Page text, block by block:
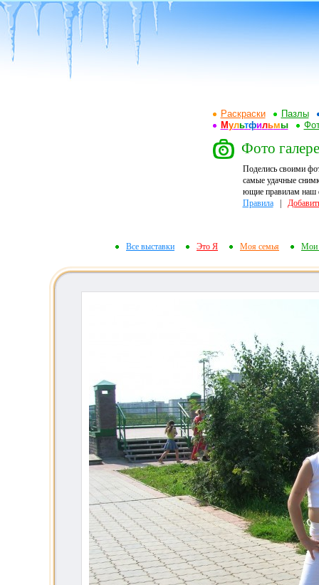
Раскраски
Пазлы
Мультфильмы
Фото
Поделись своими
самые удачные
ющие правилам наш
Правила|
Все выставки Это Я Моя семья Мои